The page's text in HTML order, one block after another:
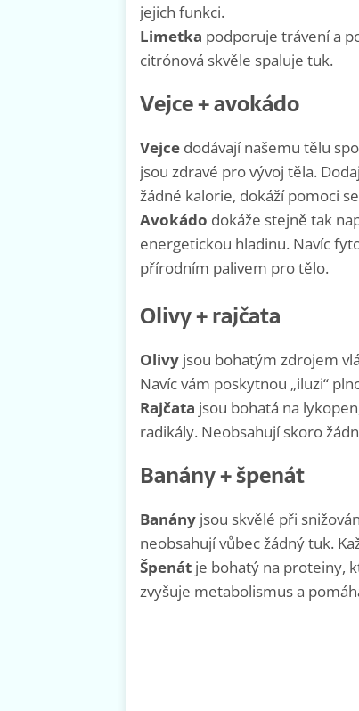
jejich funkci.
Limetka podporuje trávení a
citrónová skvěle spaluje tuk.
Vejce + avokádo
Vejce dodávají našemu tělu
jsou zdravé pro vývoj těla.
žádné kalorie, dokáží pomoci
Avokádo dokáže stejně tak
energetickou hladinu. Navíc
přírodním palivem pro tělo.
Olivy + rajčata
Olivy jsou bohatým zdrojem
Navíc vám poskytnou „iluzi“
Rajčata jsou bohatá na
radikály. Neobsahují skoro
Banány + špenát
Banány jsou skvělé při
neobsahují vůbec žádný tuk.
Špenát je bohatý na proteiny,
zvyšuje metabolismus a